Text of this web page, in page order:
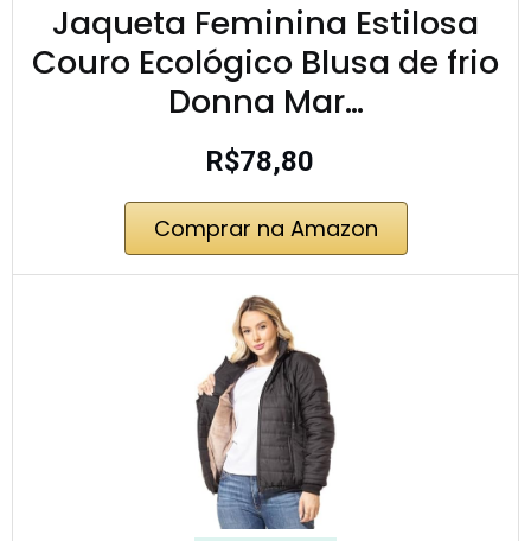
Jaqueta Feminina Estilosa
Couro Ecológico Blusa de frio
Donna Mar…
R$78,80
Comprar na Amazon